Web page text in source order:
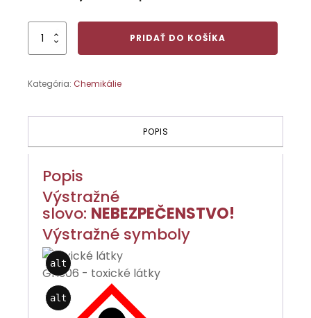
množstvo
Bromičnan
KBrO3
možné
firme/
živnostníkovi.
PRIDAŤ DO KOŠÍKA
Kategória: Chemikálie
POPIS
Popis
Výstražné
slovo: NEBEZPEČENSTVO!
Výstražné symboly
alt
GHS06 - toxické látky
alt